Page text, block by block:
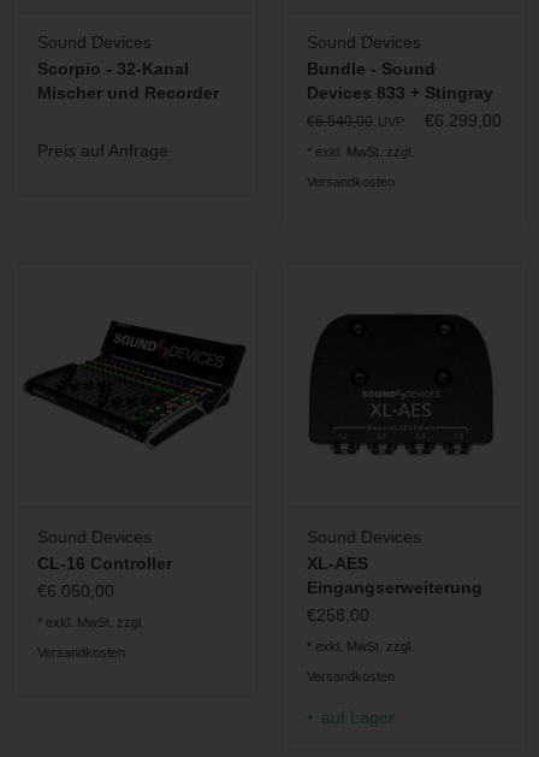
Sound Devices
Scorpio - 32-Kanal
Mischer und Recorder
Preis auf Anfrage
Sound Devices
Bundle - Sound
Devices 833 + Stingray
Small-X Tasche
€6.540,00 UVP €6.299,00
* exkl. MwSt. zzgl.
Versandkosten
Sound Devices
CL-16 Controller
€6.050,00
* exkl. MwSt. zzgl.
Versandkosten
Sound Devices
XL-AES
Eingangserweiterung
€258,00
* exkl. MwSt. zzgl.
Versandkosten
auf Lager